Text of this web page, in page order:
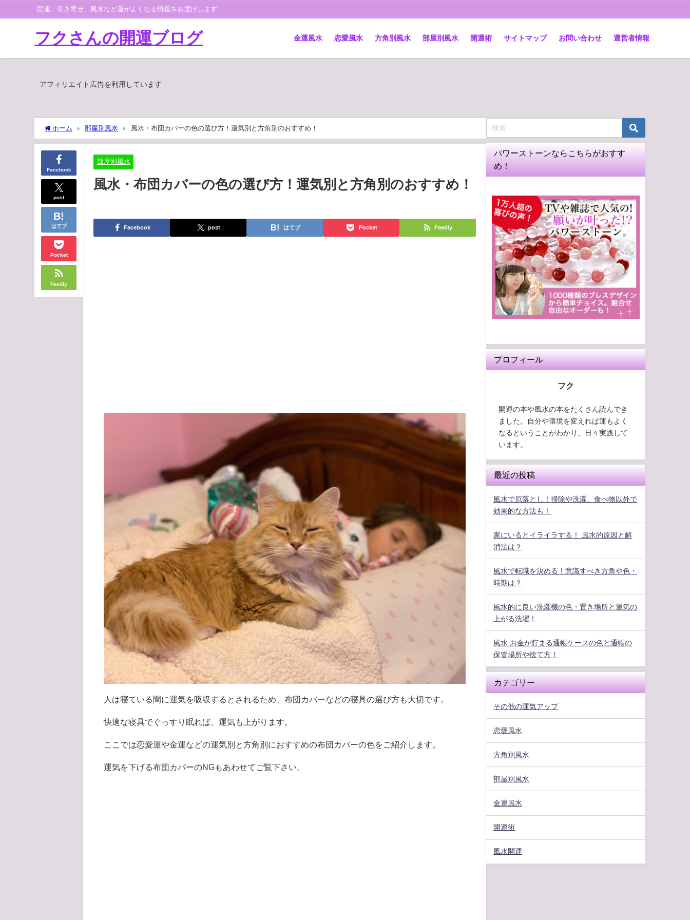
開運、引き寄せ、風水など運がよくなる情報をお届けします。
フクさんの開運ブログ 金運風水 恋愛風水 方角別風水 部屋別風水 開運術 サイトマップ お問い合わせ 運営者情報
アフィリエイト広告を利用しています
ホーム 部屋別風水 風水・布団カバーの色の選び方！運気別と方角別のおすすめ！
Facebook
post
はてブ
Pocket
Feedly
部屋別風水
風水・布団カバーの色の選び方！運気別と方角別のおすすめ！
Facebook post はてブ Pocket Feedly
人は寝ている間に運気を吸収するとされるため、布団カバーなどの寝具の選び方も大切です。
快適な寝具でぐっすり眠れば、運気も上がります。
ここでは恋愛運や金運などの運気別と方角別におすすめの布団カバーの色をご紹介します。
運気を下げる布団カバーのNGもあわせてご覧下さい。
パワーストーンならこちらがおすす
め！
プロフィール
フク
開運の本や風水の本をたくさん読んでき
ました。自分や環境を変えれば運もよく
なるということがわかり、日々実践して
います。
最近の投稿
風水で厄落とし！掃除や洗濯、食べ物以外で
効果的な方法も！
家にいるとイライラする！ 風水的原因と解
消法は？
風水で転職を決める！意識すべき方角や色・
時期は？
風水的に良い洗濯機の色・置き場所と運気の
上がる洗濯！
風水 お金が貯まる通帳ケースの色と通帳の
保管場所や捨て方！
カテゴリー
その他の運気アップ
恋愛風水
方角別風水
部屋別風水
金運風水
開運術
風水開運